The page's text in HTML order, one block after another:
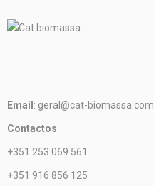
Email : geral@cat-biomassa.com
Contactos:
+351 253 069 561
+351 916 856 125